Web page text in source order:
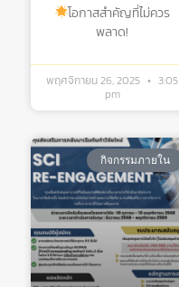
โอกาสสำคัญที่ไม่ควร
พลาด!
พฤศจิกายน 26, 2025
3:05
pm
กิจกรรมภายใน